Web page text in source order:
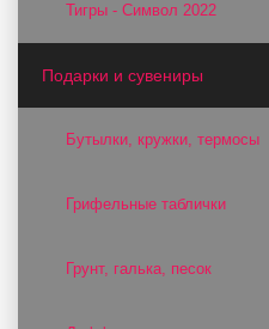
Тигры - Символ 2022
Подарки и сувениры
Бутылки, кружки, термосы
Грифельные таблички
Грунт, галька, песок